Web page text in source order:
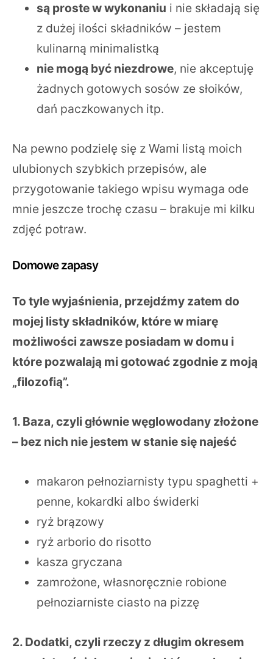
są proste w wykonaniu i nie składają się
z dużej ilości składników – jestem
kulinarną minimalistką
nie mogą być niezdrowe, nie akceptuję
żadnych gotowych sosów ze słoików,
dań paczkowanych itp.
Na pewno podzielę się z Wami listą moich
ulubionych szybkich przepisów, ale
przygotowanie takiego wpisu wymaga ode
mnie jeszcze trochę czasu – brakuje mi kilku
zdjęć potraw.
Domowe zapasy
To tyle wyjaśnienia, przejdźmy zatem do
mojej listy składników, które w miarę
możliwości zawsze posiadam w domu i
które pozwalają mi gotować zgodnie z moją
„filozofią”.
1. Baza, czyli głównie węglowodany złożone
– bez nich nie jestem w stanie się najeść
makaron pełnoziarnisty typu spaghetti +
penne, kokardki albo świderki
ryż brązowy
ryż arborio do risotto
kasza gryczana
zamrożone, własnoręcznie robione
pełnoziarniste ciasto na pizzę
2. Dodatki, czyli rzeczy z długim okresem